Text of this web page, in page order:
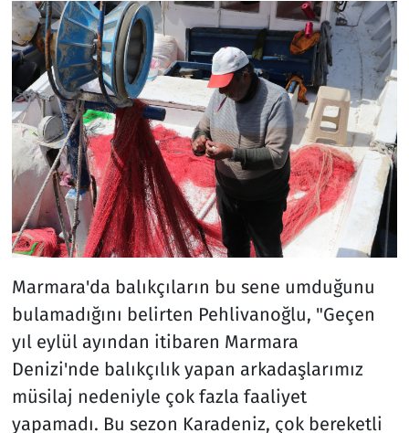
Marmara'da balıkçıların bu sene umduğunu
bulamadığını belirten Pehlivanoğlu, "Geçen
yıl eylül ayından itibaren Marmara
Denizi'nde balıkçılık yapan arkadaşlarımız
müsilaj nedeniyle çok fazla faaliyet
yapamadı. Bu sezon Karadeniz, çok bereketli